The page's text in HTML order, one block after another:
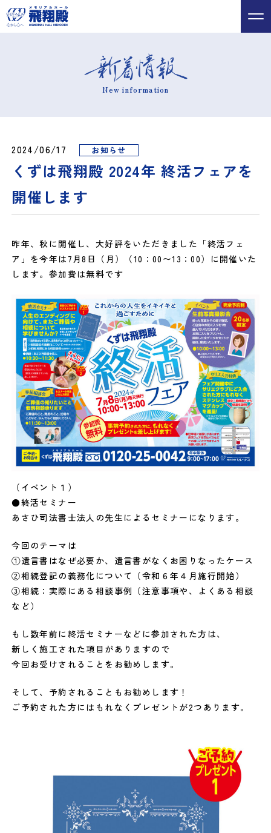
New information
2024/06/17 お知らせ
くずは飛翔殿 2024年 終活フェアを
開催します
昨年、秋に開催し、大好評をいただきました「終活フェ
ア」を今年は7月8日（月）（10：00〜13：00）に開催いた
します。参加費は無料です
（イベント１）
●終活セミナー
あさひ司法書士法人の先生によるセミナーになります。
今回のテーマは
①遺言書はなぜ必要か、遺言書がなくお困りなったケース
②相続登記の義務化について（令和６年４月施行開始）
③相続：実際にある相談事例（注意事項や、よくある相談
など）
もし数年前に終活セミナーなどに参加された方は、
新しく施工された項目がありますので
今回お受けされることをお勧めします。
そして、予約されることもお勧めします！
ご予約された方にはもれなくプレゼントが2つあります。